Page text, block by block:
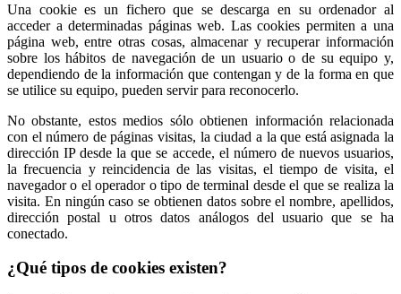
Una cookie es un fichero que se descarga en su ordenador al
acceder a determinadas páginas web. Las cookies permiten a una
página web, entre otras cosas, almacenar y recuperar información
sobre los hábitos de navegación de un usuario o de su equipo y,
dependiendo de la información que contengan y de la forma en que
se utilice su equipo, pueden servir para reconocerlo.
No obstante, estos medios sólo obtienen información relacionada
con el número de páginas visitas, la ciudad a la que está asignada la
dirección IP desde la que se accede, el número de nuevos usuarios,
la frecuencia y reincidencia de las visitas, el tiempo de visita, el
navegador o el operador o tipo de terminal desde el que se realiza la
visita. En ningún caso se obtienen datos sobre el nombre, apellidos,
dirección postal u otros datos análogos del usuario que se ha
conectado.
¿Qué tipos de cookies existen?